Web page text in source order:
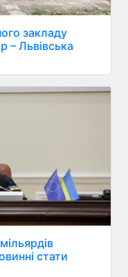
закладу
– Львівська
стати